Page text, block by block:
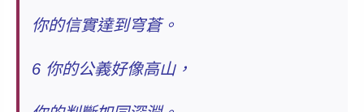
你的信實達到穹蒼。
6 你的公義好像高山，